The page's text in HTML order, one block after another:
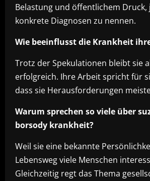
Belastung und öffentlichem Druck,
konkrete Diagnosen zu nennen.
Wie beeinflusst die Krankheit
Trotz der Spekulationen bleibt sie
erfolgreich. Ihre Arbeit spricht für
dass sie Herausforderungen
Warum sprechen so viele über
borsody krankheit?
Weil sie eine bekannte
Lebensweg viele Menschen
Gleichzeitig regt das Thema